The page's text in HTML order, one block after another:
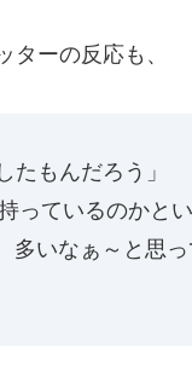
ーの反応も、
たもんだろう」
っているのかとい
多いなぁ～と思